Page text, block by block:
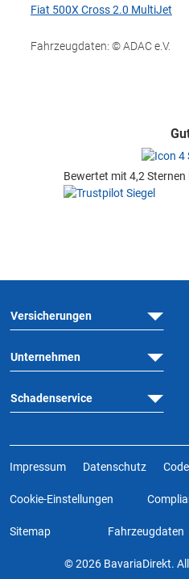
Fiat 500X Cross 2.0 MultiJet
Fahrzeugdaten: © ADAC e.V.
Bewertet mit 4,2 Sternen
Versicherungen
Unternehmen
Schadenservice
Impressum Datenschutz
Cookie-Einstellungen
Sitemap Fahrzeugdaten
© 2026 BavariaDirekt.